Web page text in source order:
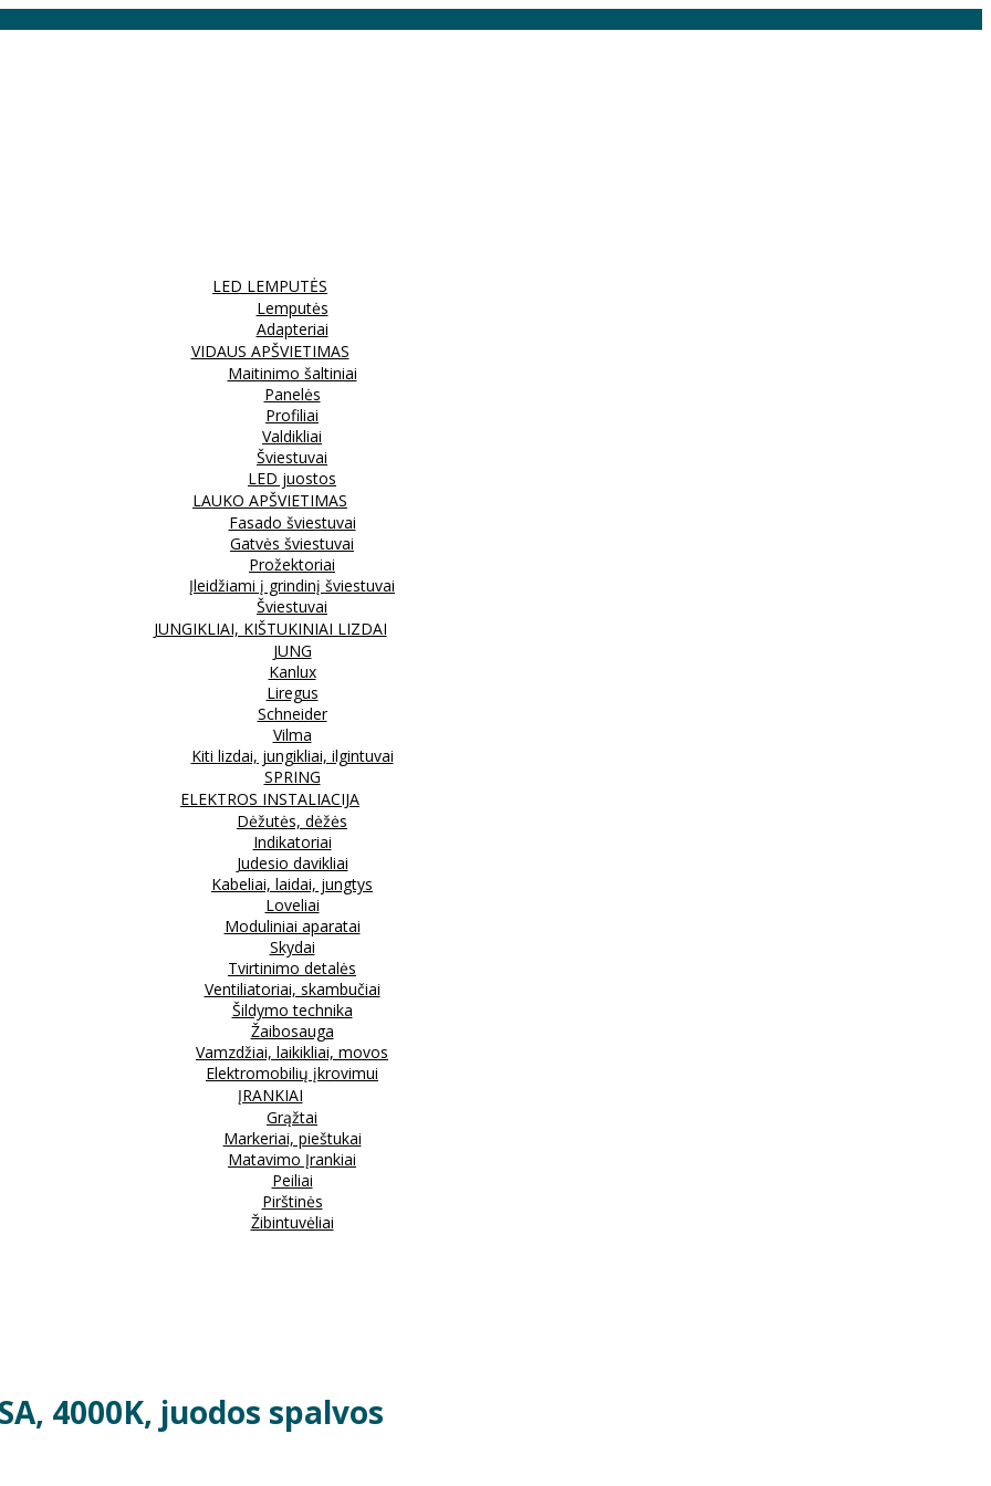
LED LEMPUTĖS
Lemputės
Adapteriai
VIDAUS APŠVIETIMAS
Maitinimo šaltiniai
Panelės
Profiliai
Valdikliai
Šviestuvai
LED juostos
LAUKO APŠVIETIMAS
Fasado šviestuvai
Gatvės šviestuvai
Prožektoriai
Įleidžiami į grindinį šviestuvai
Šviestuvai
JUNGIKLIAI, KIŠTUKINIAI LIZDAI
JUNG
Kanlux
Liregus
Schneider
Vilma
Kiti lizdai, jungikliai, ilgintuvai
SPRING
ELEKTROS INSTALIACIJA
Dėžutės, dėžės
Indikatoriai
Judesio davikliai
Kabeliai, laidai, jungtys
Loveliai
Moduliniai aparatai
Skydai
Tvirtinimo detalės
Ventiliatoriai, skambučiai
Šildymo technika
Žaibosauga
Vamzdžiai, laikikliai, movos
Elektromobilių įkrovimui
ĮRANKIAI
Grąžtai
Markeriai, pieštukai
Matavimo Įrankiai
Peiliai
Pirštinės
Žibintuvėliai
4000K, juodos spalvos